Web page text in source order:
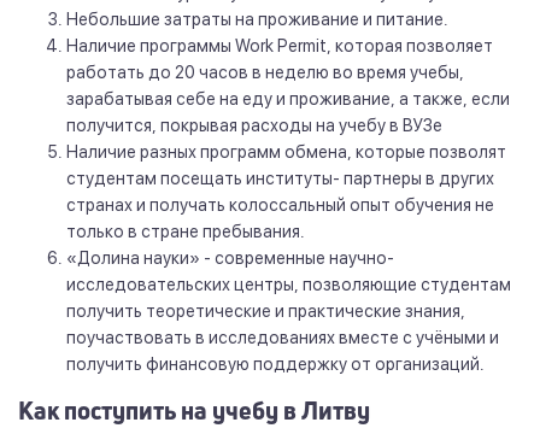
Небольшие затраты на проживание и питание.
Наличие программы Work Permit, которая позволяет
работать до 20 часов в неделю во время учебы,
зарабатывая себе на еду и проживание, а также, если
получится, покрывая расходы на учебу в ВУЗе
Наличие разных программ обмена, которые позволят
студентам посещать институты- партнеры в других
странах и получать колоссальный опыт обучения не
только в стране пребывания.
«Долина науки» - современные научно-
исследовательских центры, позволяющие студентам
получить теоретические и практические знания,
поучаствовать в исследованиях вместе с учёными и
получить финансовую поддержку от организаций.
Как поступить на учебу в Литву